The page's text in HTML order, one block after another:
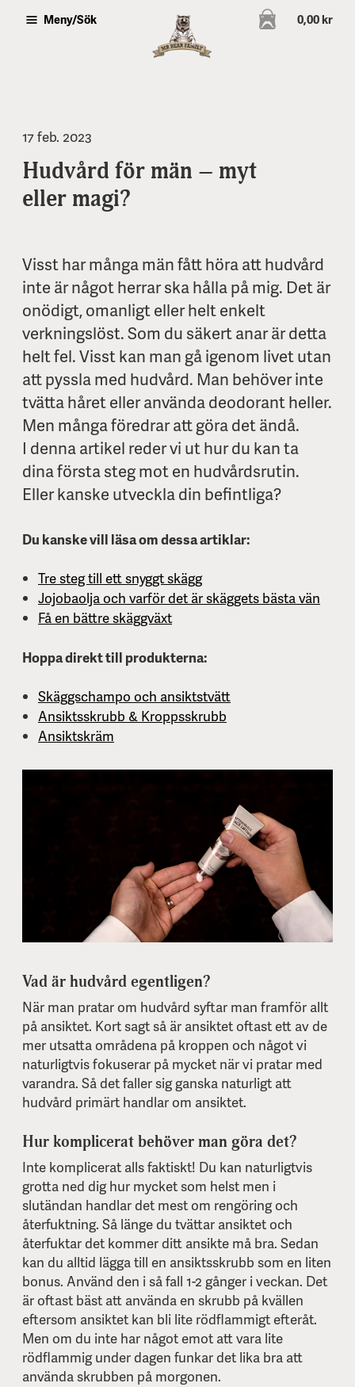
0,00 kr
Meny/Sök
17 feb. 2023
Hudvård för män – myt
eller magi?
Visst har många män fått höra att hudvård
inte är något herrar ska hålla på mig. Det är
onödigt, omanligt eller helt enkelt
verkningslöst. Som du säkert anar är detta
helt fel. Visst kan man gå igenom livet utan
att pyssla med hudvård. Man behöver inte
tvätta håret eller använda deodorant heller.
Men många föredrar att göra det ändå.
I denna artikel reder vi ut hur du kan ta
dina första steg mot en hudvårdsrutin.
Eller kanske utveckla din befintliga?
Du kanske vill läsa om dessa artiklar:
Tre steg till ett snyggt skägg
Jojobaolja och varför det är skäggets bästa vän
Få en bättre skäggväxt
Hoppa direkt till produkterna:
Skäggschampo och ansiktstvätt
Ansiktsskrubb & Kroppsskrubb
Ansiktskräm
Vad är hudvård egentligen?
När man pratar om hudvård syftar man framför allt
på ansiktet. Kort sagt så är ansiktet oftast ett av de
mer utsatta områdena på kroppen och något vi
naturligtvis fokuserar på mycket när vi pratar med
varandra. Så det faller sig ganska naturligt att
hudvård primärt handlar om ansiktet.
Hur komplicerat behöver man göra det?
Inte komplicerat alls faktiskt! Du kan naturligtvis
grotta ned dig hur mycket som helst men i
slutändan handlar det mest om rengöring och
återfuktning. Så länge du tvättar ansiktet och
återfuktar det kommer ditt ansikte må bra. Sedan
kan du alltid lägga till en ansiktsskrubb som en liten
bonus. Använd den i så fall 1-2 gånger i veckan. Det
är oftast bäst att använda en skrubb på kvällen
eftersom ansiktet kan bli lite rödflammigt efteråt.
Men om du inte har något emot att vara lite
rödflammig under dagen funkar det lika bra att
använda skrubben på morgonen.